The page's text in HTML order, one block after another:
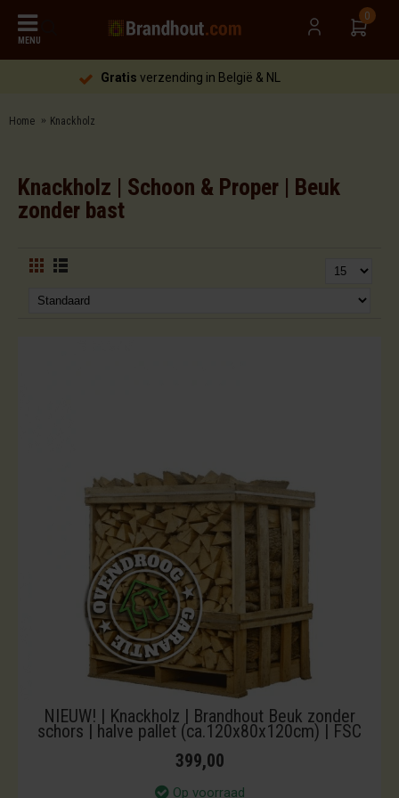
MENU
0
Gratisverzending in België & NL
Home Knackholz
Knackholz | Schoon & Proper | Beuk
zonder bast
NIEUW! | Knackholz | Brandhout Beuk zonder
schors | halve pallet (ca.120x80x120cm) | FSC
399,00
Op voorraad